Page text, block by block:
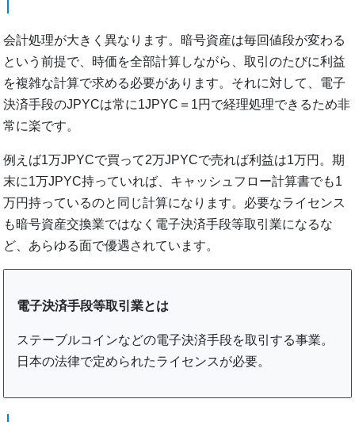
会計処理が大きく異なります。暗号資産は毎回値段が変わる
という前提で、時価を全部計算しながら、取引のたびに利益
を複雑な計算で求める必要があります。それに対して、電子
決済手段のJPYCは常に1JPYC＝1円で経理処理できるため非
常に楽です。
例えば1万JPYCで買って2万JPYCで売れば利益は1万円。期
末に1万JPYC持っていれば、キャッシュフロー計算書でも1
万円持っているのと同じ計算になります。必要なライセンス
も暗号資産交換業ではなく電子決済手段等取引業になるな
ど、あらゆる面で優遇されています。
電子決済手段等取引業とは
ステーブルコインなどの電子決済手段を取引する事業。
日本の法律で定められたライセンスが必要。